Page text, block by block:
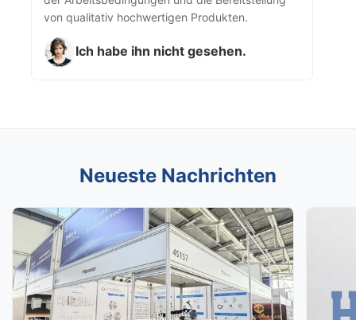
von qualitativ hochwertigen Produkten.
Ich habe ihn nicht gesehen.
Neueste Nachrichten